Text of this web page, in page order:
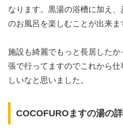
なります。黒湯の浴槽に加え
のお風呂を楽しむことが出来ま
施設も綺麗でもっと長居した
張で行ってますのでこれから
しいなと思いました。
COCOFUROますの湯の